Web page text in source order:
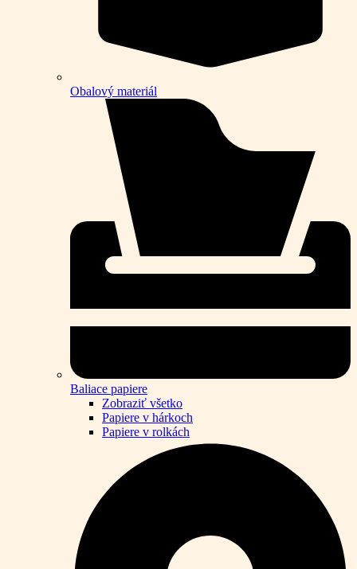
Obalový materiál
Baliace papiere
Zobraziť všetko
Papiere v hárkoch
Papiere v rolkách